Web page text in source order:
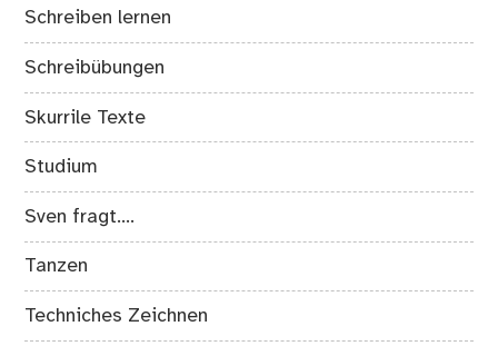
Schreiben lernen
Schreibübungen
Skurrile Texte
Studium
Sven fragt….
Tanzen
Techniches Zeichnen